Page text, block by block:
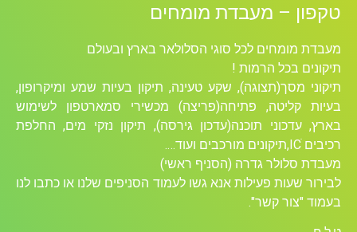
מעבדת מומחים
לכל סוגי הסלולאר בארץ ובעולם
הרמות !
שקע טעינה, תיקון בעיות שמע ומיקרופון,
פתיחה(פריצה) מכשירי סמארטפון לשימוש
תוכנה(עדכון גירסה), תיקון נזקי מים, החלפת
גדרה (הסניף ראשי)
פעילות אנא גשו לעמוד הסניפים שלנו או כתבו לנו
קשר".